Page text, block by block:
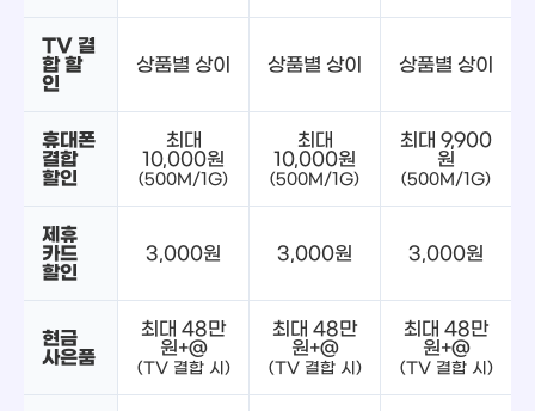
TV 결
합 할
인
상품별 상이 상품별 상이 상품별 상이
휴대폰
결합
할인
최대
10,000원
(500M/1G)
최대
10,000원
(500M/1G)
최대 9,900
원
(500M/1G)
제휴
카드
할인
3,000원 3,000원 3,000원
현금
사은품
최대 48만
원+@
(TV 결합 시)
최대 48만
원+@
(TV 결합 시)
최대 48만
원+@
(TV 결합 시)